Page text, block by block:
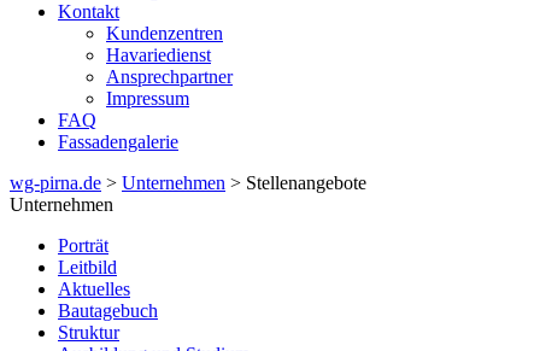
Kontakt
Kundenzentren
Havariedienst
Ansprechpartner
Impressum
FAQ
Fassadengalerie
wg-pirna.de > Unternehmen > Stellenangebote
Unternehmen
Porträt
Leitbild
Aktuelles
Bautagebuch
Struktur